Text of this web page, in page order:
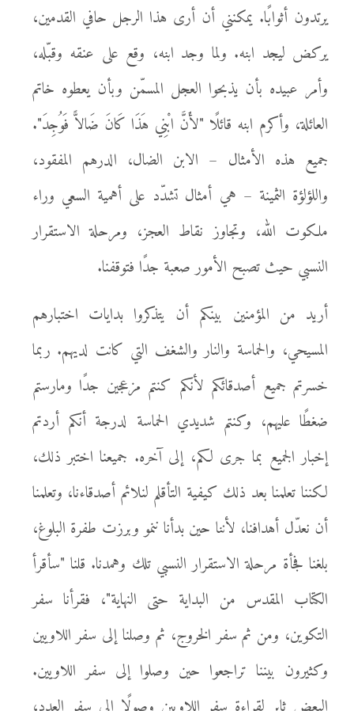
يرتدون أثوابًا. يمكنني أن أرى هذا الرجل حافي القدمين،
يركض ليجد ابنه. ولما وجد ابنه، وقع على عنقه وقبّله،
وأمر عبيده بأن يذبحوا العجل المسمّن وبأن يعطوه خاتم
العائلة، وأكرم ابنه قائلًا "لأَنَّ ابْنِي هَذَا كَانَ ضَالاًّ فَوُجِدَ".
جميع هذه الأمثال – الابن الضال، الدرهم المفقود،
واللؤلؤة الثمينة – هي أمثال تشدّد على أهمية السعي وراء
ملكوت الله، وتجاوز نقاط العجز، ومرحلة الاستقرار
النسبي حيث تصبح الأمور صعبة جدًا فتوقفنا.
أريد من المؤمنين بينكم أن يتذكروا بدايات اختبارهم
المسيحي، والحماسة والنار والشغف التي كانت لديهم. ربما
خسرتم جميع أصدقائكم لأنكم كنتم مزعجين جدًا ومارستم
ضغطًا عليهم، وكنتم شديدي الحماسة لدرجة أنكم أردتم
إخبار الجميع بما جرى لكم، إلى آخره. جميعنا اختبر ذلك،
لكننا تعلمنا بعد ذلك كيفية التأقلم لنلائم أصدقاءنا، وتعلمنا
أن نعدّل أهدافنا، لأننا حين بدأنا ننمو وبرزت طفرة البلوغ،
بلغنا فجأة مرحلة الاستقرار النسبي تلك وهمدنا. قلنا "سأقرأ
الكتاب المقدس من البداية حتى النهاية"، فقرأنا سفر
التكوين، ومن ثم سفر الخروج، ثم وصلنا إلى سفر اللاويين
وكثيرون بيننا تراجعوا حين وصلوا إلى سفر اللاويين.